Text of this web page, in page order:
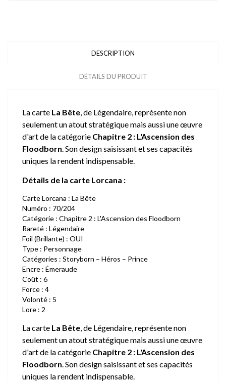
DESCRIPTION
DÉTAILS DU PRODUIT
La carte La Bête, de Légendaire, représente non
seulement un atout stratégique mais aussi une œuvre
d'art de la catégorie Chapitre 2 : L'Ascension des
Floodborn. Son design saisissant et ses capacités
uniques la rendent indispensable.
Détails de la carte Lorcana :
Carte Lorcana : La Bête
Numéro : 70/204
Catégorie : Chapitre 2 : L'Ascension des Floodborn
Rareté : Légendaire
Foil (Brillante) : OUI
Type : Personnage
Catégories : Storyborn – Héros – Prince
Encre : Émeraude
Coût : 6
Force : 4
Volonté : 5
Lore : 2
La carte La Bête, de Légendaire, représente non
seulement un atout stratégique mais aussi une œuvre
d'art de la catégorie Chapitre 2 : L'Ascension des
Floodborn. Son design saisissant et ses capacités
uniques la rendent indispensable.